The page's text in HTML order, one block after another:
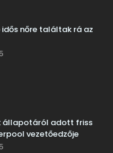
nőre találtak rá az
állapotáról adott friss
vezetőedzője